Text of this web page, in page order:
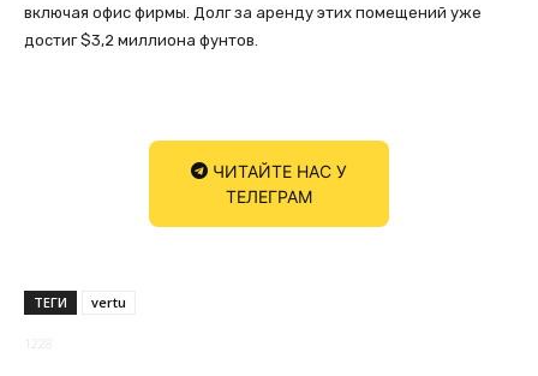
включая офис фирмы. Долг за аренду этих помещений уже
достиг $3,2 миллиона фунтов.
ЧИТАЙТЕ НАС У
ТЕЛЕГРАМ
ТЕГИ vertu